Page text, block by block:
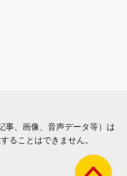
事、画像、音声データ等）は
ることはできません。